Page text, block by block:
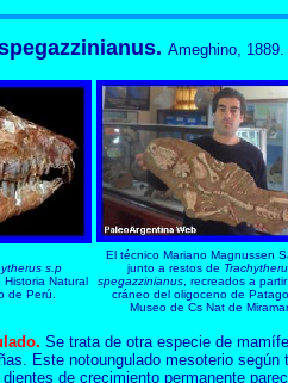
Ameghino, 1889.
s.p
Historia Natural
de Perú.
El técnico Mariano Magnussen
junto a restos de
spegazzinianus , recreados a
cráneo del oligoceno de
Museo de Cs Nat de
Se trata de otra especie de
Este notoungulado mesoterio
de crecimiento permanente